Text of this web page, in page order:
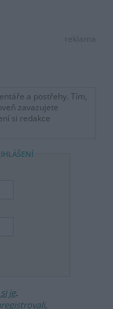
reklama
a postřehy. Tím,
zavazujete
si redakce
je.
.